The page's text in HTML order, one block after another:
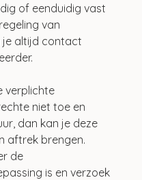
of eenduidig vast
van
je altijd contact
verplichte
niet toe en
dan kan je deze
aftrek brengen.
de
is en verzoek